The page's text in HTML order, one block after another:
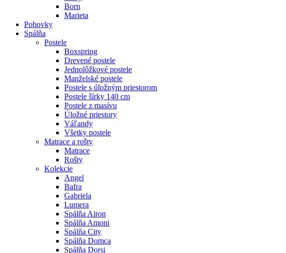
Born
Marieta
Pohovky
Spálňa
Postele
Boxspring
Drevené postele
Jednolôžkové postele
Manželské postele
Postele s úložným priestorom
Postele šírky 140 cm
Postele z masívu
Úložné priestory
Váľandy
Všetky postele
Matrace a rošty
Matrace
Rošty
Kolekcie
Angel
Bafra
Gabriela
Lumera
Spálňa Airon
Spálňa Amoni
Spálňa City
Spálňa Domca
Spálňa Dorsi